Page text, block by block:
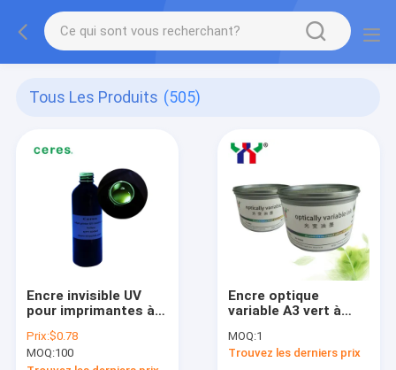
Tous Les Produits (505)
Encre invisible UV
pour imprimantes à
sécurité bleue et
rouge
Prix:$0.78
MOQ:100
Encre optique
variable A3 vert à
sérigraphie
MOQ:1
Trouvez les derniers prix